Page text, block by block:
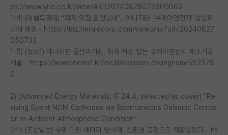
ps://www.yna.co.kr/view/AKR20240828072800063
1-4) (헤럴드경제) “화재 위험 원천봉쇄”…에너지硏 ‘수계아연전지’ 상용화
난제 해결 - https://biz.heraldcorp.com/view.php?ud=20240827
050733
1-5) (뉴스1) 에너지연·울산과기원, 화재 위험 없는 수계아연전지 제조기술
개발 - https://www.news1.kr/local/daejeon-chungnam/552378
0
2) (Advanced Energy Materials, IF 24.4, selected as cover) “Re
viving Spent NCM Cathodes via Spontaneous Galvanic Corrosi
on in Ambient Atmospheric Condition”
2-1) (조선일보) 수명 다한 배터리 양극재, 친환경 공정으로 재활용한다 - ht